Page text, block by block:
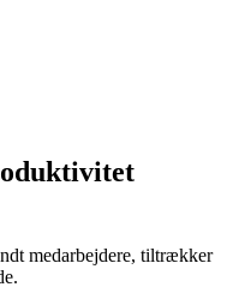
medarbejdere, tiltrækker